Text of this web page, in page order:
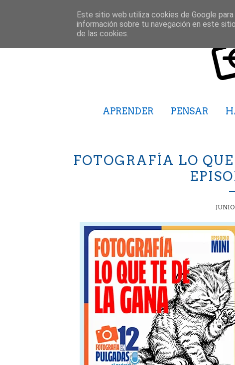
APRENDER PENSAR
FOTOGRAFÍA LO
Este sitio web utiliza cookies de Google
información sobre tu navegación en este
de las cookies.